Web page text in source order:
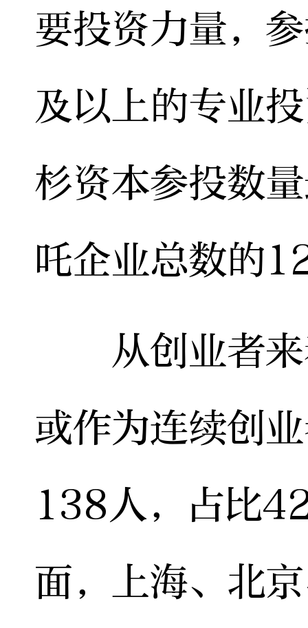
要投资力量，
及以上的专业
杉资本参投数
吒企业总数的
从创业者来
或作为连续创
138人，占比
面，上海、北